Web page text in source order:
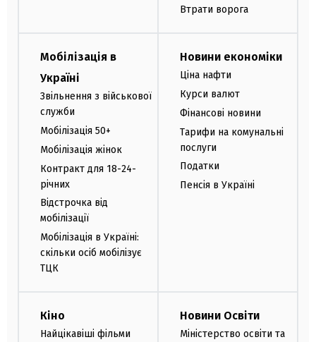
Втрати ворога
Мобілізація в
Україні
Звільнення з військової
служби
Мобілізація 50+
Мобілізація жінок
Контракт для 18-24-
річних
Відстрочка від
мобілізації
Мобілізація в Україні:
скільки осіб мобілізує
ТЦК
Новини економіки
Ціна нафти
Курси валют
Фінансові новини
Тарифи на комунальні
послуги
Податки
Пенсія в Україні
Кіно
Найцікавіші фільми
Новини Освіти
Міністерство освіти та